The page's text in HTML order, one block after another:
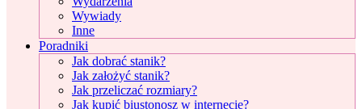
Wywiady
Inne
Poradniki
Jak dobrać stanik?
Jak założyć stanik?
Jak przeliczać rozmiary?
Jak kupić biustonosz w internecie?